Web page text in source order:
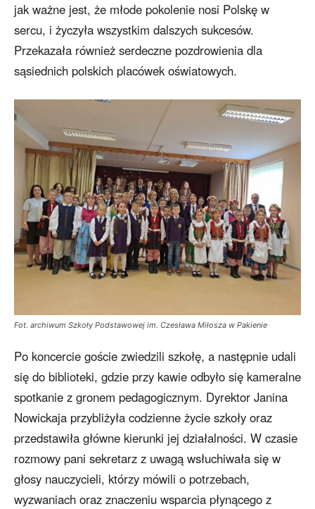
jak ważne jest, że młode pokolenie nosi Polskę w
sercu, i życzyła wszystkim dalszych sukcesów.
Przekazała również serdeczne pozdrowienia dla
sąsiednich polskich placówek oświatowych.
Fot. archiwum Szkoły Podstawowej im. Czesława Miłosza w Pakienie
Po koncercie goście zwiedzili szkołę, a następnie udali
się do biblioteki, gdzie przy kawie odbyło się kameralne
spotkanie z gronem pedagogicznym. Dyrektor Janina
Nowickaja przybliżyła codzienne życie szkoły oraz
przedstawiła główne kierunki jej działalności. W czasie
rozmowy pani sekretarz z uwagą wsłuchiwała się w
głosy nauczycieli, którzy mówili o potrzebach,
wyzwaniach oraz znaczeniu wsparcia płynącego z